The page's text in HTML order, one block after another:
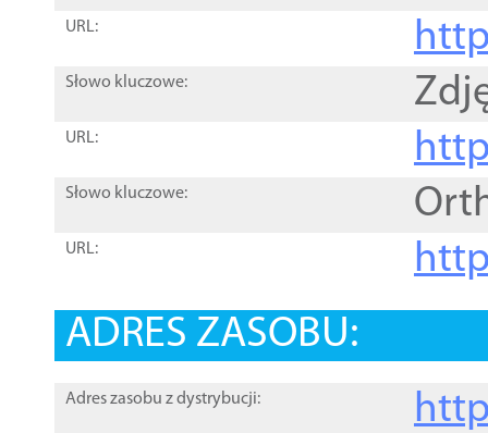
URL:
Słowo kluczowe:
URL:
Słowo kluczowe:
URL:
ADRES ZASOBU:
Adres zasobu z dystrybucji: